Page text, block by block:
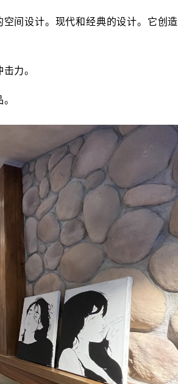
间设计。现代和经典的设计。它创造
力。